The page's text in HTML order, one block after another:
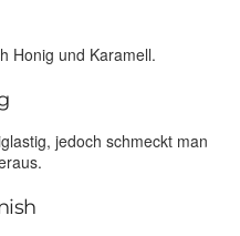
Honig und Karamell.
jedoch schmeckt man